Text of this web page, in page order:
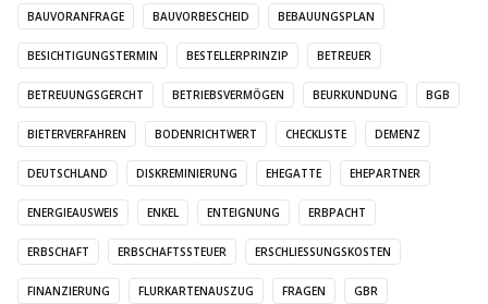
BAUVORANFRAGE BAUVORBESCHEID BEBAUUNGSPLAN
BESICHTIGUNGSTERMIN BESTELLERPRINZIP BETREUER
BETREUUNGSGERCHT BETRIEBSVERMÖGEN BEURKUNDUNG BGB
BIETERVERFAHREN BODENRICHTWERT CHECKLISTE DEMENZ
DEUTSCHLAND DISKREMINIERUNG EHEGATTE EHEPARTNER
ENERGIEAUSWEIS ENKEL ENTEIGNUNG ERBPACHT
ERBSCHAFT ERBSCHAFTSSTEUER ERSCHLIESSUNGSKOSTEN
FINANZIERUNG FLURKARTENAUSZUG FRAGEN GBR